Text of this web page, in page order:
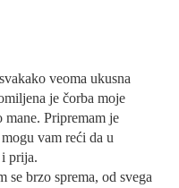
veoma ukusna
je čorba moje
Pripremam je
vam reći da u
prija.
se brzo sprema, od svega